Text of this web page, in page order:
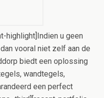
highlight]Indien u geen
vooral niet zelf aan de
biedt een oplossing
wandtegels,
een perfect